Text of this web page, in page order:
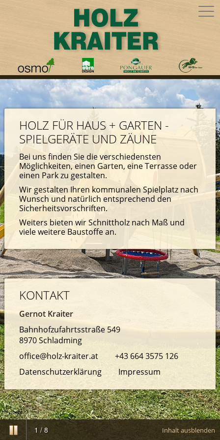
HOLZ FÜR HAUS + GARTEN -
SPIELGERÄTE UND ZÄUNE
Bei uns finden Sie die verschiedensten
Möglichkeiten, einen Garten, eine Terrasse oder
einen Park zu gestalten.
Wir gestalten Ihren kommunalen Spielplatz nach
Wunsch und natürlich entsprechend den
Sicherheitsvorschriften.
Weiters bieten wir Schnittholz nach Maß und
viele weitere Baustoffe an.
KONTAKT
Gernot Kraiter
Bahnhofzufahrtsstraße 549
8970 Schladming
office@holz-kraiter.at
+43 664 3575 126
Datenschutzerklärung
Impressum
Inhalt ausblenden
1 /8